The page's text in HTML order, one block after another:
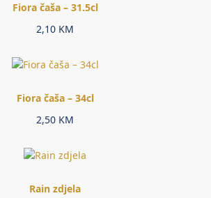
Fiora čaša – 31.5cl
2,10 KM
Fiora čaša – 34cl
2,50 KM
Rain zdjela